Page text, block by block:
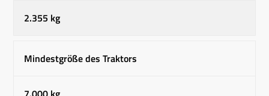
2.355 kg
Mindestgröße des Traktors